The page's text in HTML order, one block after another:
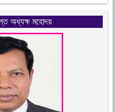
অধ্যক্ষ মহোদয়